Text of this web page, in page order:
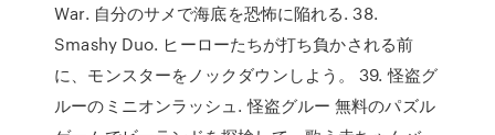
War. 自分のサメで海底を恐怖に陥れる. 38.
Smashy Duo. ヒーローたちが打ち負かされる前
に、モンスターをノックダウンしよう。 39. 怪盗グ
ルーのミニオンラッシュ. 怪盗グルー 無料のパズル